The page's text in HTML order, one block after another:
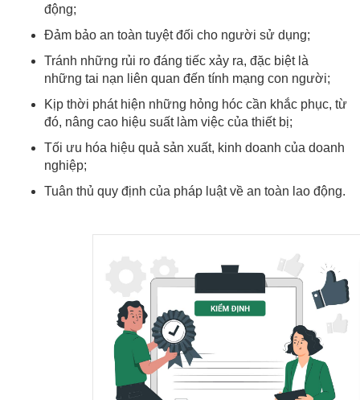
động;
Đảm bảo an toàn tuyệt đối cho người sử dụng;
Tránh những rủi ro đáng tiếc xảy ra, đặc biệt là
những tai nạn liên quan đến tính mạng con người;
Kịp thời phát hiện những hỏng hóc cần khắc phục, từ
đó, nâng cao hiệu suất làm việc của thiết bị;
Tối ưu hóa hiệu quả sản xuất, kinh doanh của doanh
nghiệp;
Tuân thủ quy định của pháp luật về an toàn lao động.